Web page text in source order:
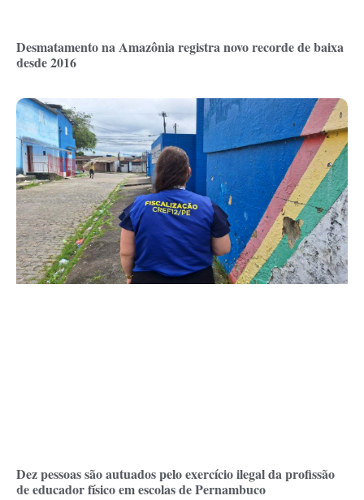
Desmatamento na Amazônia registra novo recorde de baixa
desde 2016
Dez pessoas são autuados pelo exercício ilegal da profissão
de educador físico em escolas de Pernambuco